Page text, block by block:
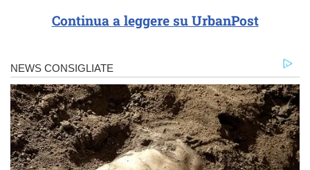
Continua a leggere su UrbanPost